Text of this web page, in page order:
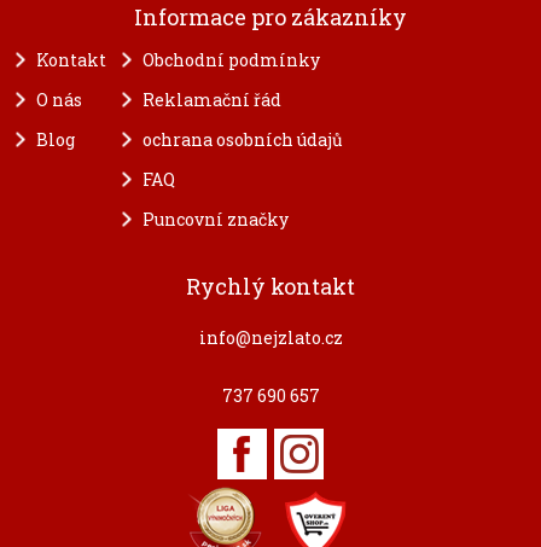
Informace pro zákazníky
Kontakt
O nás
Blog
Obchodní podmínky
Reklamační řád
ochrana osobních údajů
FAQ
Puncovní značky
Rychlý kontakt
info@nejzlato.cz
737 690 657